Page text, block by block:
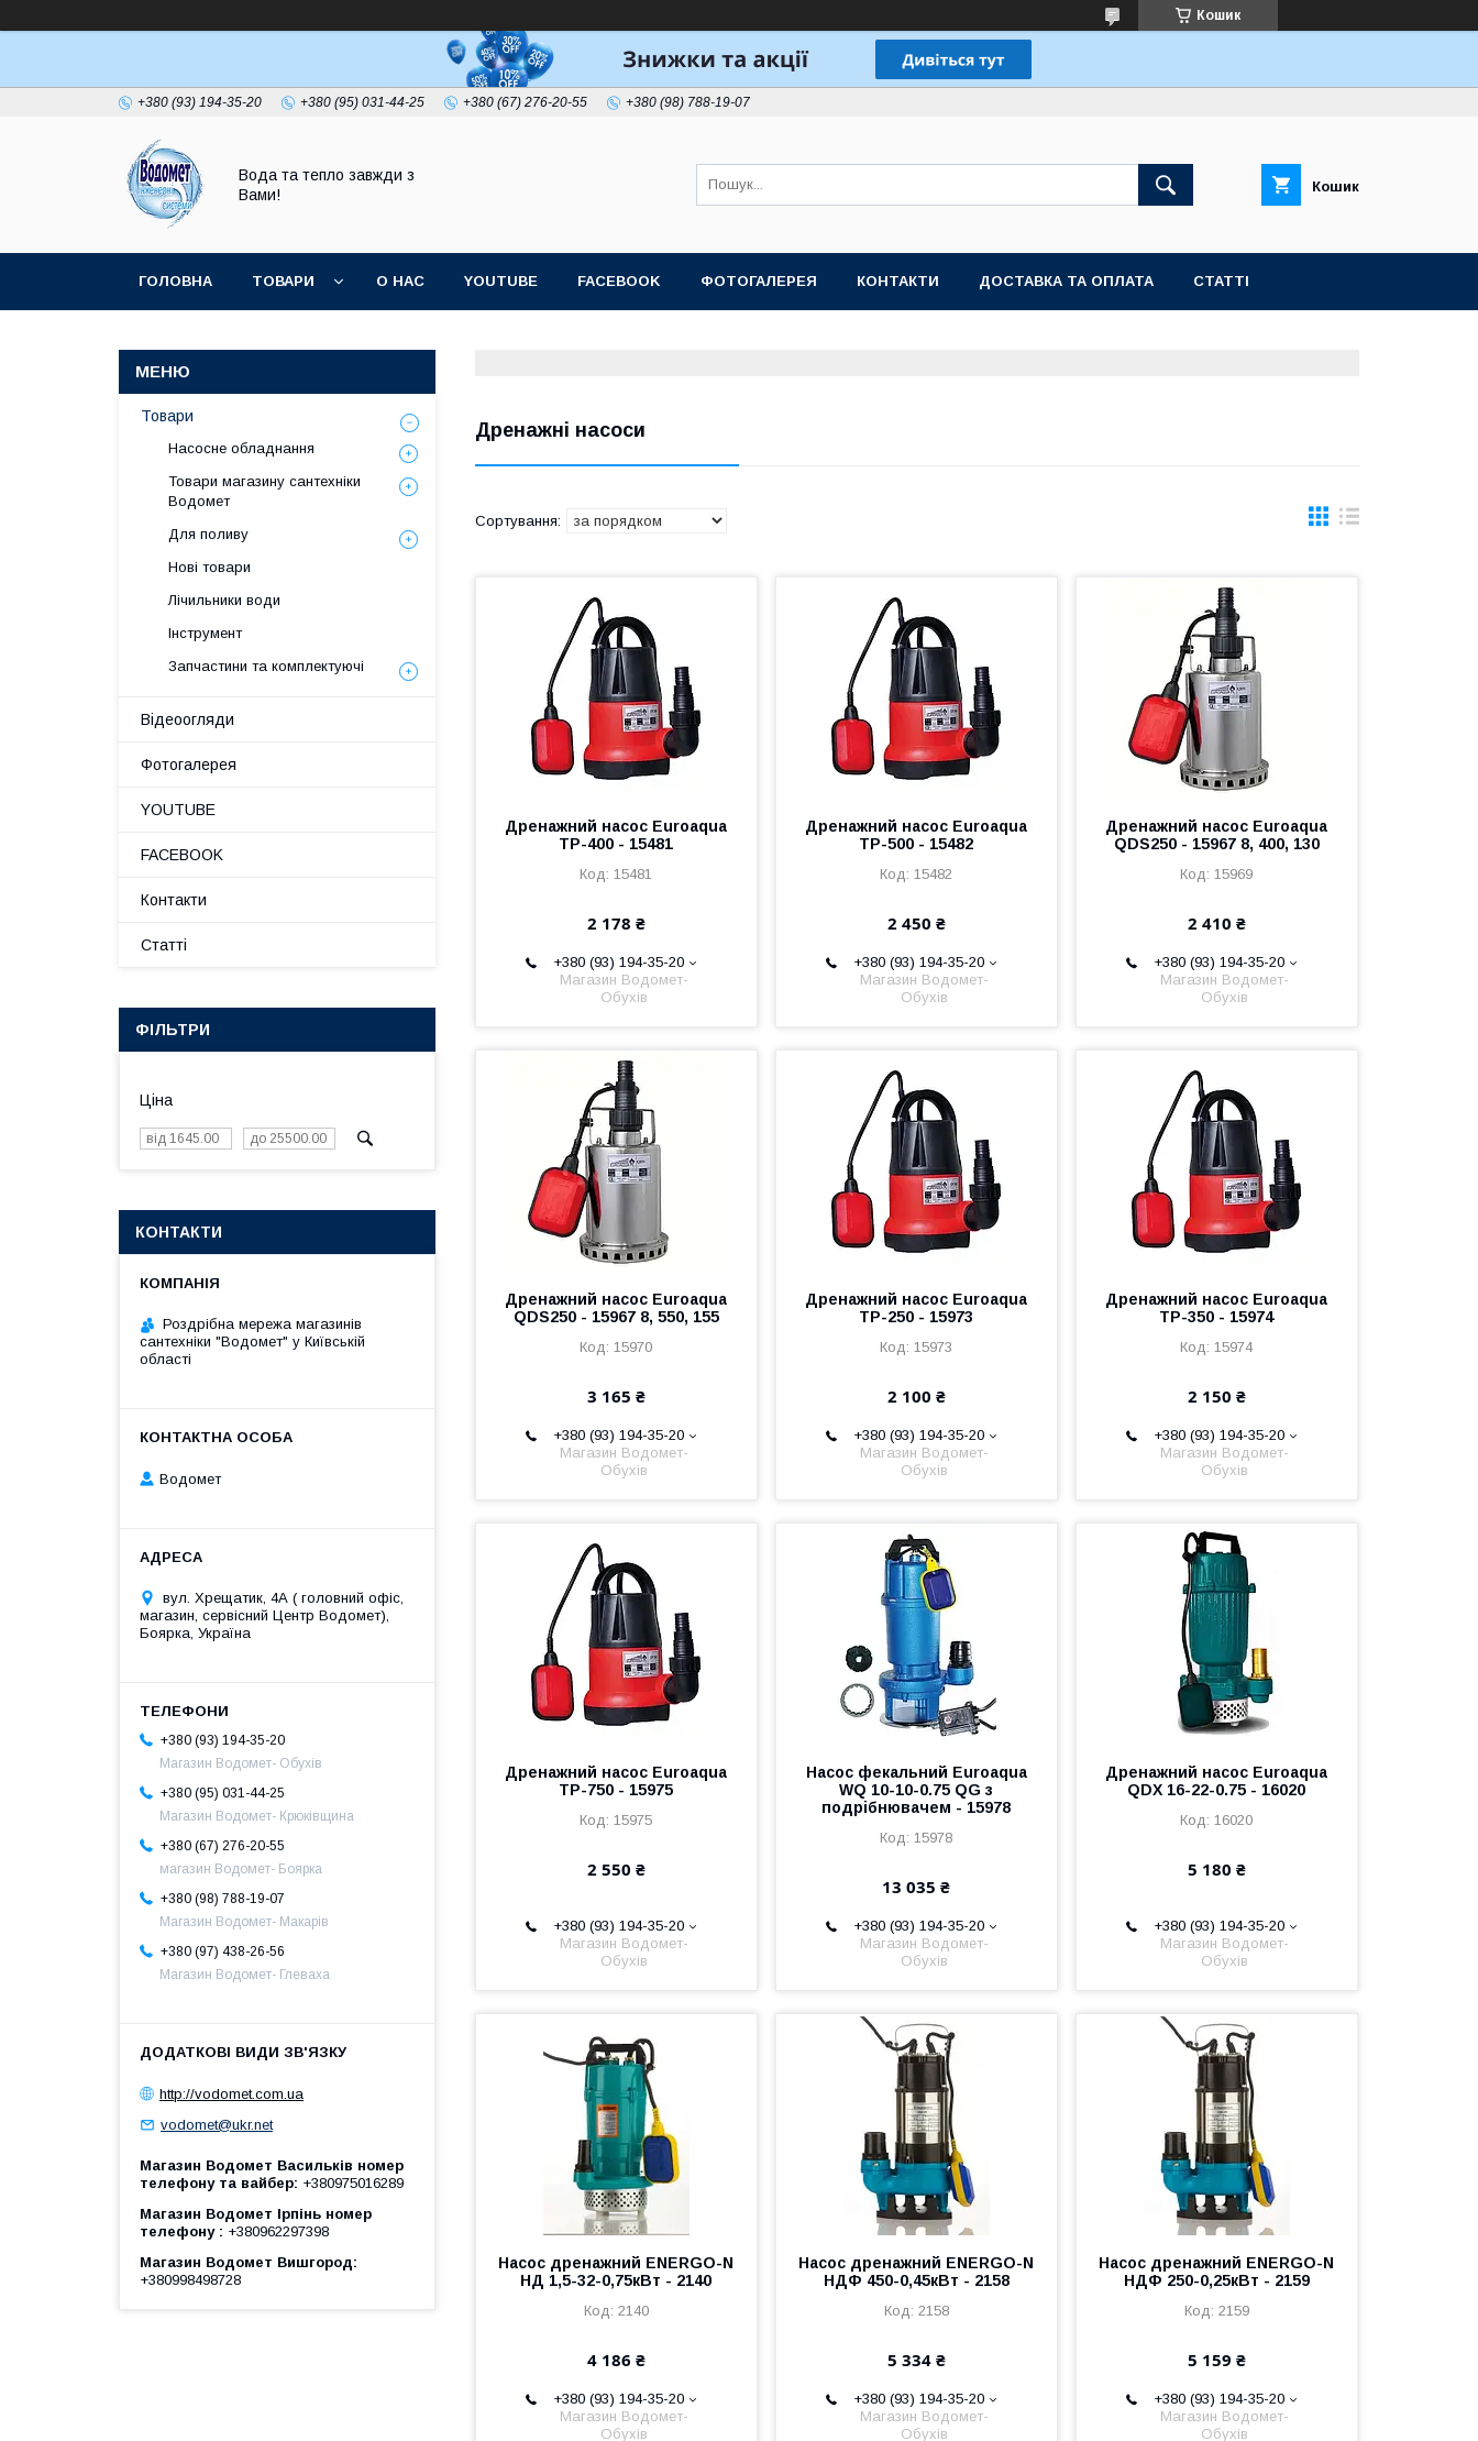
Кошик
+380 (93) 194-35-20 +380 (95) 031-44-25 +380 (67) 276-20-55 +380 (98) 788-19-07
Вода та тепло завжди з
Вами!
Кошик
ГОЛОВНА ТОВАРИ О НАС YOUTUBE FACEBOOK ФОТОГАЛЕРЕЯ КОНТАКТИ ДОСТАВКА ТА ОПЛАТА СТАТТІ
Дренажні насоси
Дренажний насос Euroaqua
TP-400 - 15481
15481
2 178 ₴
+380 (93) 194-35-20
Магазин Водомет-
Обухів
Дренажний насос Euroaqua
TP-500 - 15482
15482
2 450 ₴
+380 (93) 194-35-20
Магазин Водомет-
Обухів
Дренажний насос Euroaqua
QDS250 - 15967 8, 400, 130
15969
2 410 ₴
+380 (93) 194-35-20
Магазин Водомет-
Обухів
Дренажний насос Euroaqua
QDS250 - 15967 8, 550, 155
15970
3 165 ₴
+380 (93) 194-35-20
Магазин Водомет-
Обухів
Дренажний насос Euroaqua
TP-250 - 15973
15973
2 100 ₴
+380 (93) 194-35-20
Магазин Водомет-
Обухів
Дренажний насос Euroaqua
TP-350 - 15974
15974
2 150 ₴
+380 (93) 194-35-20
Магазин Водомет-
Обухів
Дренажний насос Euroaqua
TP-750 - 15975
15975
2 550 ₴
+380 (93) 194-35-20
Магазин Водомет-
Обухів
Насос фекальний Euroaqua
WQ 10-10-0.75 QG з
подрібнювачем - 15978
15978
13 035 ₴
+380 (93) 194-35-20
Магазин Водомет-
Обухів
Дренажний насос Euroaqua
QDX 16-22-0.75 - 16020
16020
5 180 ₴
+380 (93) 194-35-20
Магазин Водомет-
Обухів
Насос дренажний ENERGO-N
НД 1,5-32-0,75кВт - 2140
2140
4 186 ₴
+380 (93) 194-35-20
Магазин Водомет-
Обухів
Насос дренажний ENERGO-N
НДФ 450-0,45кВт - 2158
2158
5 334 ₴
+380 (93) 194-35-20
Магазин Водомет-
Обухів
Насос дренажний ENERGO-N
НДФ 250-0,25кВт - 2159
2159
5 159 ₴
+380 (93) 194-35-20
Магазин Водомет-
Обухів
Товари
Насосне обладнання
Товари магазину сантехніки
Водомет
Для поливу
Нові товари
Лічильники води
Інструмент
Запчастини та комплектуючі
Відеоогляди
Фотогалерея
YOUTUBE
FACEBOOK
Контакти
Статті
ФІЛЬТРИ
Ціна
КОНТАКТИ
Роздрібна мережа магазинів
сантехніки "Водомет" у Київській
області
Водомет
вул. Хрещатик, 4А ( головний офіс,
магазин, сервісний Центр Водомет),
Боярка, Україна
+380 (93) 194-35-20
Магазин Водомет- Обухів
+380 (95) 031-44-25
Магазин Водомет- Крюківщина
+380 (67) 276-20-55
магазин Водомет- Боярка
+380 (98) 788-19-07
Магазин Водомет- Макарів
+380 (97) 438-26-56
Магазин Водомет- Глеваха
http://vodomet.com.ua
vodomet@ukr.net
Магазин Водомет Васильків номер
телефону та вайбер +380975016289
Магазин Водомет Ірпінь номер
телефону
+380962297398
Магазин Водомет Вишгород
+380998498728